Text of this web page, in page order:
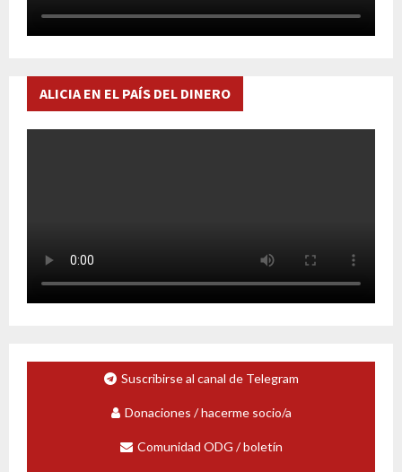
ALICIA EN EL PAÍS DEL DINERO
Suscribirse al canal de Telegram
Donaciones / hacerme socio/a
Comunidad ODG / boletín